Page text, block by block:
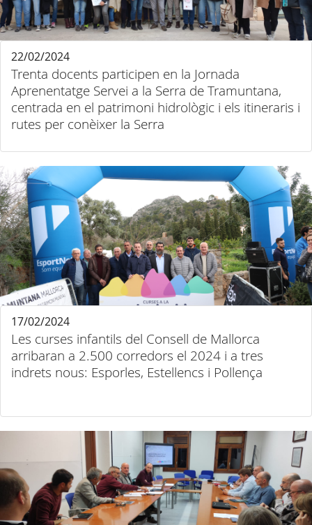
Trenta docents participen en la Jornada
Aprenentatge Servei a la Serra de Tramuntana,
centrada en el patrimoni hidrològic i els itineraris i
rutes per conèixer la Serra
22/02/2024
Les curses infantils del Consell de Mallorca
arribaran a 2.500 corredors el 2024 i a tres
indrets nous: Esporles, Estellencs i Pollença
17/02/2024